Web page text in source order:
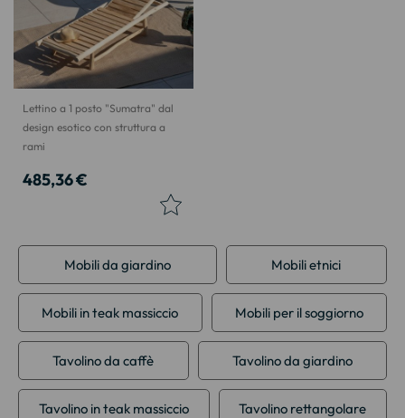
Lettino a 1 posto "Sumatra" dal
design esotico con struttura a
rami
485,36 €
Mobili da giardino Mobili etnici
Mobili in teak massiccio Mobili per il soggiorno
Tavolino da caffè Tavolino da giardino
Tavolino in teak massiccio Tavolino rettangolare